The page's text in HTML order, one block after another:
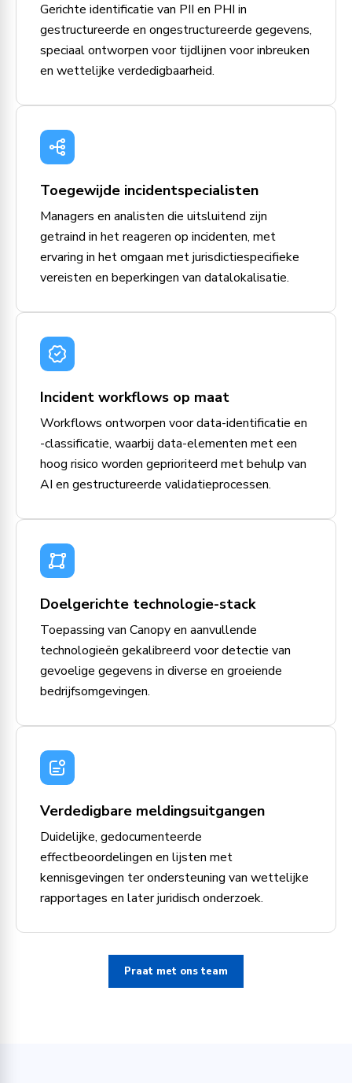
Gerichte identificatie van PII en PHI in
gestructureerde en ongestructureerde gegevens,
speciaal ontworpen voor tijdlijnen voor inbreuken
en wettelijke verdedigbaarheid.
Toegewijde incidentspecialisten
Managers en analisten die uitsluitend zijn
getraind in het reageren op incidenten, met
ervaring in het omgaan met jurisdictiespecifieke
vereisten en beperkingen van datalokalisatie.
Incident workflows op maat
Workflows ontworpen voor data-identificatie en
-classificatie, waarbij data-elementen met een
hoog risico worden geprioriteerd met behulp van
AI en gestructureerde validatieprocessen.
Doelgerichte technologie-stack
Toepassing van Canopy en aanvullende
technologieën gekalibreerd voor detectie van
gevoelige gegevens in diverse en groeiende
bedrijfsomgevingen.
Verdedigbare meldingsuitgangen
Duidelijke, gedocumenteerde
effectbeoordelingen en lijsten met
kennisgevingen ter ondersteuning van wettelijke
rapportages en later juridisch onderzoek.
Praat met ons team